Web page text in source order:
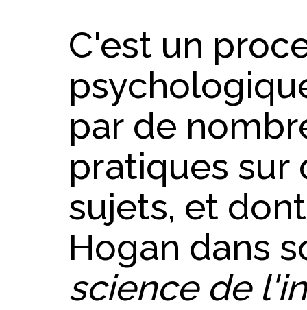
C'est un
par de
pratiques sur
sujets, et
Hogan dans
science de